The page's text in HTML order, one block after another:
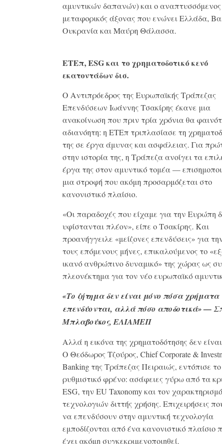
αμυντικών δαπανών) και ο αναπτυσσόμενος
μεταφορικός άξονας που ενώνει Ελλάδα,
Ουκρανία και Μαύρη Θάλασσα.
ΕΤΕπ, ESG και το χρηματοδοτικό κενό
εκατοντάδων δισ.
Ο Αντιπρόεδρος της Ευρωπαϊκής Τράπεζας
Επενδύσεων Ιωάννης Τσακίρης έκανε μια
ανακοίνωση που πριν τρία χρόνια θα
αδιανόητη: η ΕΤΕπ τριπλασίασε τη
της σε έργα άμυνας και ασφάλειας. Για
στην ιστορία της, η Τράπεζα ανοίγει τα
έργα της στον αμυντικό τομέα —
μια στροφή που ακόμη προσαρμόζεται στο
κανονιστικό πλαίσιο.
«Οι παραδοχές που είχαμε για την Ευρώπη
υφίστανται πλέον», είπε ο Τσακίρης. Και
προανήγγειλε «μείζονες επενδύσεις» για
τους επόμενους μήνες, επικαλούμενος το
ικανό ανθρώπινο δυναμικό» της χώρας ως
πλεονέκτημα για τον νέο ευρωπαϊκό
«Το ζήτημα δεν είναι μόνο πόσα χρήματα
επενδύονται, αλλά πόσο αποδοτικά» —
Μπλαβούκος, ΕΛΙΑΜΕΠ
Αλλά η εικόνα της χρηματοδότησης δεν
Ο Θεόδωρος Τζούρος, Chief Corporate &
Banking της Τράπεζας Πειραιώς, εντόπισε το
ρυθμιστικό φρένο: ασάφειες γύρω από τα
ESG, την EU Taxonomy και τον χαρακτηρισμό
τεχνολογιών διττής χρήσης. Επιχειρήσεις
να επενδύσουν στην αμυντική τεχνολογία
εμποδίζονται από ένα κανονιστικό πλαίσιο
έχει ακόμη συγκεκριμενοποιηθεί.